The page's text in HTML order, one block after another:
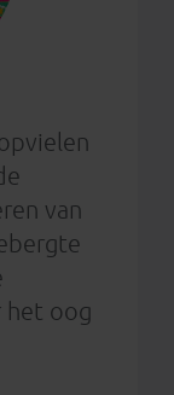
van
het oog